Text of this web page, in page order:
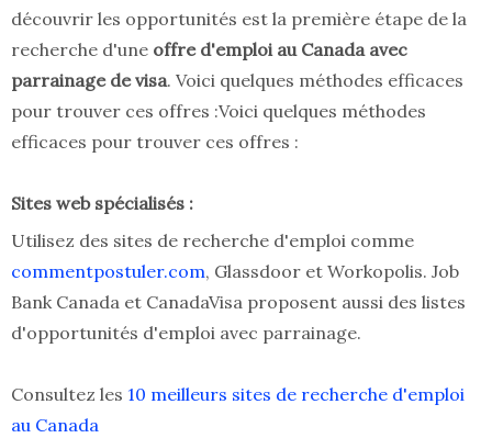
découvrir les opportunités est la première étape de la
recherche d'une offre d'emploi au Canada avec
parrainage de visa. Voici quelques méthodes efficaces
pour trouver ces offres :Voici quelques méthodes
efficaces pour trouver ces offres :
Sites web spécialisés :
Utilisez des sites de recherche d'emploi comme
commentpostuler.com, Glassdoor et Workopolis. Job
Bank Canada et CanadaVisa proposent aussi des listes
d'opportunités d'emploi avec parrainage.
Consultez les 10 meilleurs sites de recherche d'emploi
au Canada